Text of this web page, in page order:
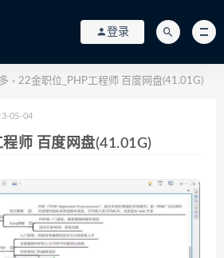
登录
> 22金职位_PHP工程师 百度网盘(41.01G)
05-04
师 百度网盘(41.01G)